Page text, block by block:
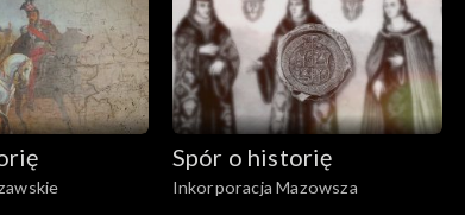
Spór o historię
Inkorporacja Mazowsza